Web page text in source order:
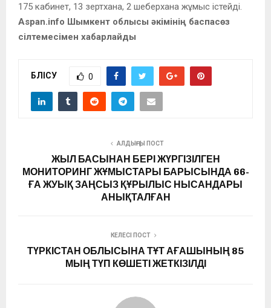
175 кабинет, 13 зертхана, 2 шеберхана жұмыс істейді.
Aspan.info Шымкент облысы әкімінің баспасөз
сілтемесімен хабарлайды
БӨЛІСУ 0
АЛДЫҢҒЫ ПОСТ
ЖЫЛ БАСЫНАН БЕРІ ЖҮРГІЗІЛГЕН
МОНИТОРИНГ ЖҰМЫСТАРЫ БАРЫСЫНДА 66-
ҒА ЖУЫҚ ЗАҢСЫЗ ҚҰРЫЛЫС НЫСАНДАРЫ
АНЫҚТАЛҒАН
КЕЛЕСІ ПОСТ
ТҮРКІСТАН ОБЛЫСЫНА ТҰТ АҒАШЫНЫҢ 85
МЫҢ ТҮП КӨШЕТІ ЖЕТКІЗІЛДІ